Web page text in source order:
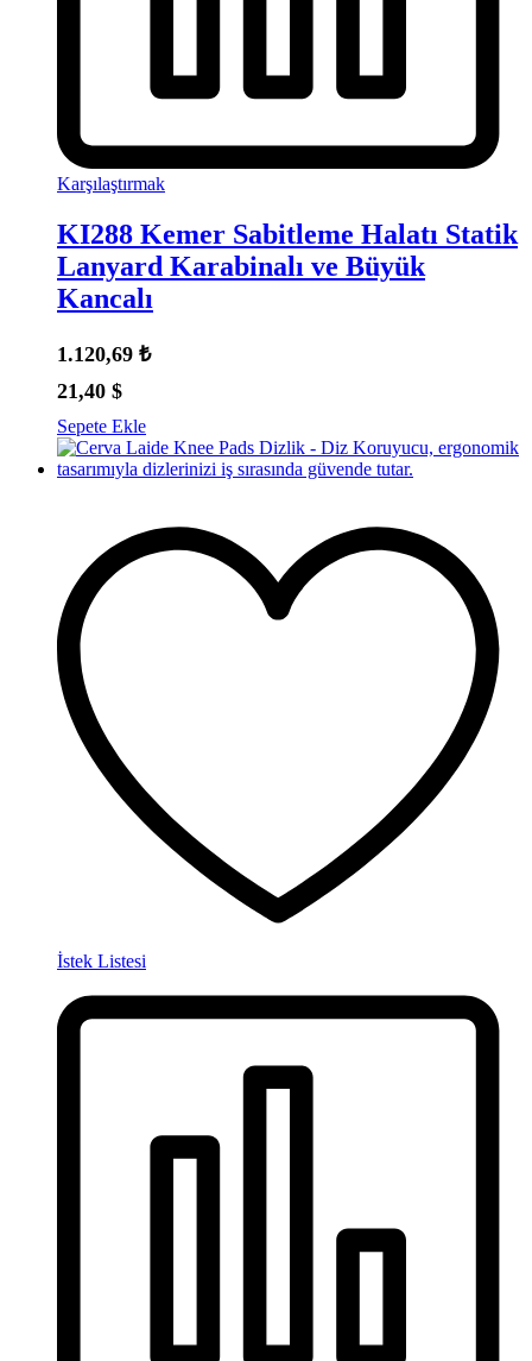
Karşılaştırmak
KI288 Kemer Sabitleme Halatı Statik
Lanyard Karabinalı ve Büyük
Kancalı
1.120,69 ₺
21,40 $
Sepete Ekle
İstek Listesi